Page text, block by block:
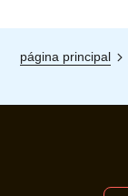
página principal